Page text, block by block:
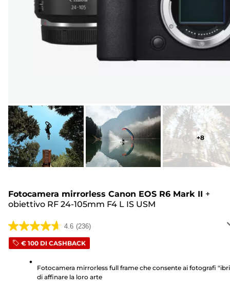
+8
Fotocamera mirrorless Canon EOS R6 Mark II +
obiettivo RF 24-105mm F4 L IS USM
4.6 (236)
4.6
su € 100 DI CASHBACK
Fotocamera mirrorless full frame che consente ai fotografi
di affinare la loro arte